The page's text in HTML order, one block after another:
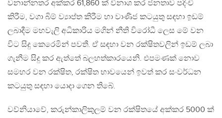
වනාන්නතර අක්කර 61,860 ක් විනාශ කර ජනතාව පදිංචි
කිරීම, වගා බිම් ව්‍යාප්ත කිරීම හා වාණිජ කටයුතු සඳහා ඉඩම්
ලබාදීම මහවැලි අධිකාරිය මගින් නීති විරෝධී ලෙස මේ වන
විට සිදු කෙරෙමින් පවතී. ඒ සඳහා වන රක්ෂිතවලින් ඉඩම් ලබා
ගැනීම සිදු කර ඇත්තේ බලහත්කාරයෙනි. එපමණක් නොව
සමහර වන රක්ෂිත, රක්ෂිත භාවයෙන් ඉවත් කර සංවර්ධන
කටයුතු සඳහා යොදා ගෙන තිබේ.
වව්නියාවේ, කරුන්කාලිකුලම් වන රක්ෂිතයේ අක්කර 5000 ක්